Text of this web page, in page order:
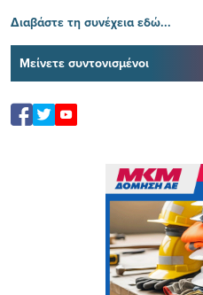
Διαβάστε τη συνέχεια εδώ...
Μείνετε συντονισμένοι